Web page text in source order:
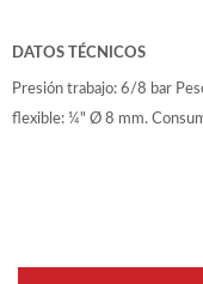
DATOS TÉCNICOS
Presión trabajo: 6/8 bar
flexible: ¼" Ø 8 mm.